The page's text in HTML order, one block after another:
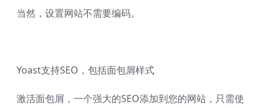
当然，设置网站不需要编码。
Yoast支持SEO，包括面包屑样式
激活面包屑，一个强大的SEO添加到您的网站，只需使